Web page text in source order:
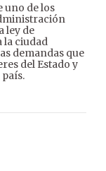
uno de los
ley de
la ciudad
demandas que
del Estado y